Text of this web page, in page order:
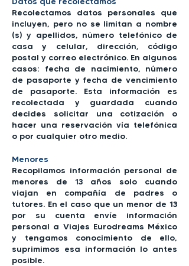
Recolectamos datos personales que
incluyen, pero no se limitan a nombre
(s) y apellidos, número telefónico de
casa y celular, dirección, código
postal y correo electrónico. En algunos
casos: fecha de nacimiento, número
de pasaporte y fecha de vencimiento
de pasaporte. Esta información es
recolectada y guardada cuando
decides solicitar una cotización o
hacer una reservación vía telefónica
o por cualquier otro medio.
Menores
Recopilamos información personal de
menores de 13 años solo cuando
viajan en compañía de padres o
tutores. En el caso que un menor de 13
por su cuenta envíe información
personal a Viajes Eurodreams México
y tengamos conocimiento de ello,
suprimimos esa información lo antes
posible.